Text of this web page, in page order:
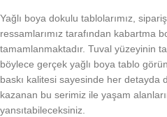
Yağlı boya dokulu tablolarımız,
ressamlarımız tarafından kabartma
tamamlanmaktadır. Tuval yüzeyinin
böylece gerçek yağlı boya tablo
baskı kalitesi sayesinde her detayda
kazanan bu serimiz ile yaşam
yansıtabileceksiniz.